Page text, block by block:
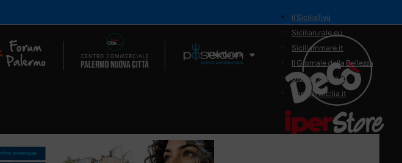
Il Network
il SiciliaTivù
Siciliarurale.eu
Siciliammare.it
Il Giornale della Bellezza
Siciliamedica.it
Sanitainsicilia.it